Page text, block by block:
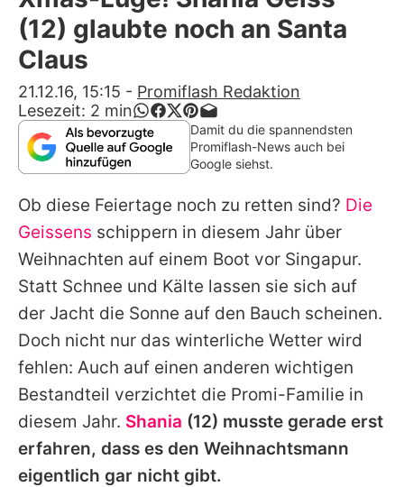
Alle Themen auf Promiflash
App runterladen
Team
Redaktionelle Richtlinien
Impressum
Datenschutzerklärung
Nutzungsbedingungen
Utiq verwalten
(12) glaubte noch an Santa
Claus
21.12.16, 15:15 - Promiflash Redaktion
Lesezeit: 2 min
Damit du die spannendsten
Promiflash-News auch bei
Google siehst.
Ob diese Feiertage noch zu retten sind? Die
Geissens schippern in diesem Jahr über
Weihnachten auf einem Boot vor Singapur.
Statt Schnee und Kälte lassen sie sich auf
der Jacht die Sonne auf den Bauch scheinen.
Doch nicht nur das winterliche Wetter wird
fehlen: Auch auf einen anderen wichtigen
Bestandteil verzichtet die Promi-Familie in
diesem Jahr. Shania (12) musste gerade erst
erfahren, dass es den Weihnachtsmann
eigentlich gar nicht gibt.